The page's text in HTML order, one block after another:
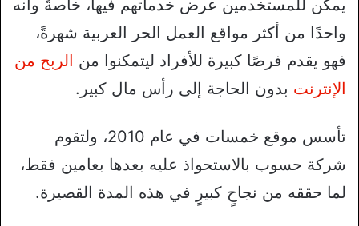
يمكن للمستخدمين عرض خدماتهم فيها، خاصةً وأنه
واحدًا من أكثر مواقع العمل الحر العربية شهرةً،
فهو يقدم فرصًا كبيرة للأفراد ليتمكنوا من الربح من
الإنترنت بدون الحاجة إلى رأس مال كبير.
تأسس موقع خمسات في عام 2010، ولتقوم
شركة حسوب بالاستحواذ عليه بعدها بعامين فقط،
لما حققه من نجاحٍ كبيرٍ في هذه المدة القصيرة.